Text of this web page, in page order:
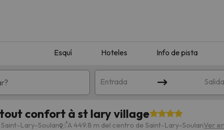
Esquí Hoteles Info de pista
Entrada Salida
confort à st lary village
Saint-Lary-Soulan A 449.8 m del centro de Saint-Lary-SoulanVer